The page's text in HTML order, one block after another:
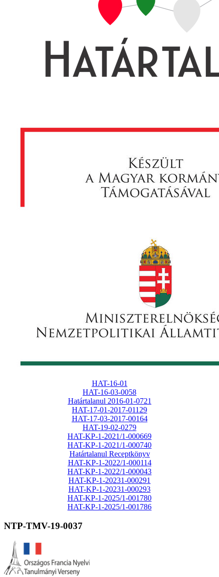
HAT-16-01
HAT-16-03-0058
Határtalanul 2016-01-0721
HAT-17-01-2017-01129
HAT-17-03-2017-00164
HAT-19-02-0279
HAT-KP-1-2021/1-000669
HAT-KP-1-2021/1-000740
Határtalanul Receptkönyv
HAT-KP-1-2022/1-000114
HAT-KP-1-2022/1-000043
HAT-KP-1-20231-000291
HAT-KP-1-20231-000293
HAT-KP-1-2025/1-001780
HAT-KP-1-2025/1-001786
NTP-TMV-19-0037